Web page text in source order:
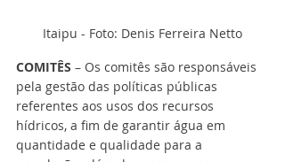
Itaipu - Foto: Denis Ferreira Netto
COMITÊS – Os comitês são responsáveis
pela gestão das políticas públicas
referentes aos usos dos recursos
hídricos, a fim de garantir água em
quantidade e qualidade para a